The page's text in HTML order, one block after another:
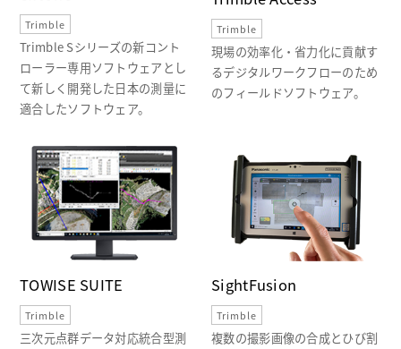
Trimble
Trimble Sシリーズの新コント
ローラー専用ソフトウェアとし
て新しく開発した日本の測量に
適合したソフトウェア。
Trimble
現場の効率化・省力化に貢献す
るデジタルワークフローのため
のフィールドソフトウェア。
TOWISE SUITE
Trimble
三次元点群データ対応統合型測
SightFusion
Trimble
複数の撮影画像の合成とひび割